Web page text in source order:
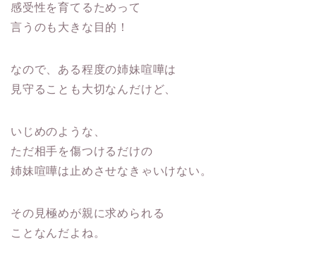
感受性を育てるためって
言うのも大きな目的！
なので、ある程度の姉妹喧嘩は
見守ることも大切なんだけど、
いじめのような、
ただ相手を傷つけるだけの
姉妹喧嘩は止めさせなきゃいけない。
その見極めが親に求められる
ことなんだよね。